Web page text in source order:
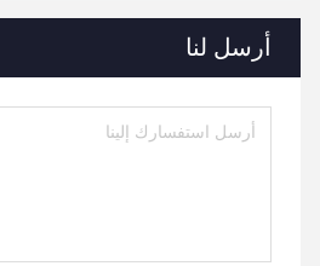
أرسل لنا